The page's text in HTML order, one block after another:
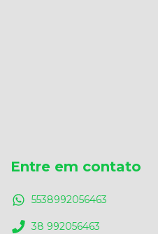
Entre em contato
5538992056463
38 992056463